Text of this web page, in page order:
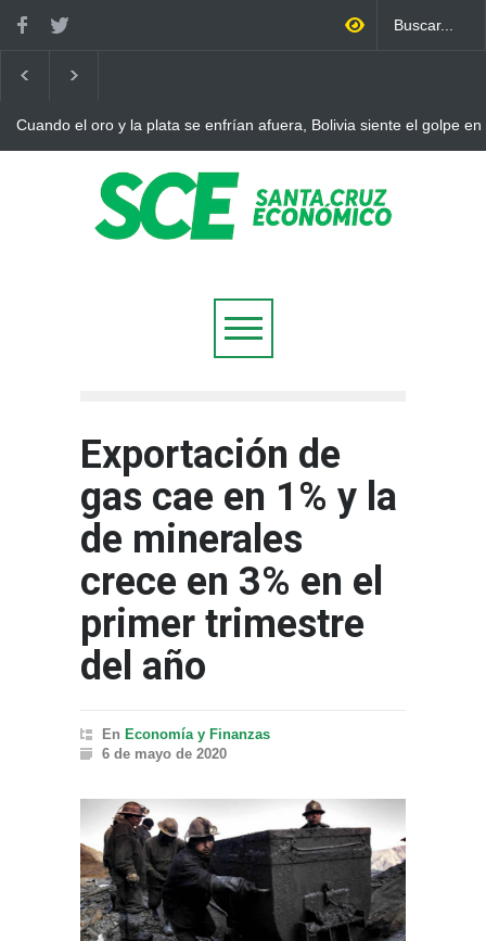
Cuando el oro y la plata se enfrían afuera, Bolivia siente el golpe en
Exportación de
gas cae en 1% y la
de minerales
crece en 3% en el
primer trimestre
del año
En Economía y Finanzas
6 de mayo de 2020